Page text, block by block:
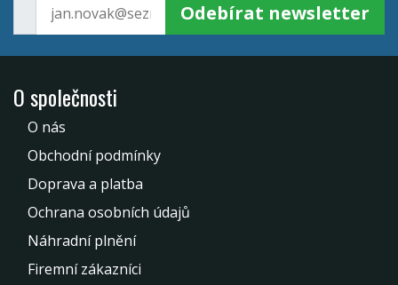
Odebírat newsletter
O společnosti
O nás
Obchodní podmínky
Doprava a platba
Ochrana osobních údajů
Náhradní plnění
Firemní zákazníci